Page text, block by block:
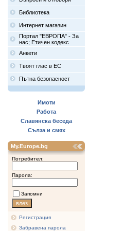
Библиотека
Интернет магазин
Портал "ЕВРОПА" - За
нас; Етичен кодекс
Анкети
Твоят глас в ЕС
Пътна безопасност
Имоти
Работа
Славянска беседа
Сълза и смях
My.Europe.bg
Потребител:
Парола:
Запомни
Регистрация
Забравена парола